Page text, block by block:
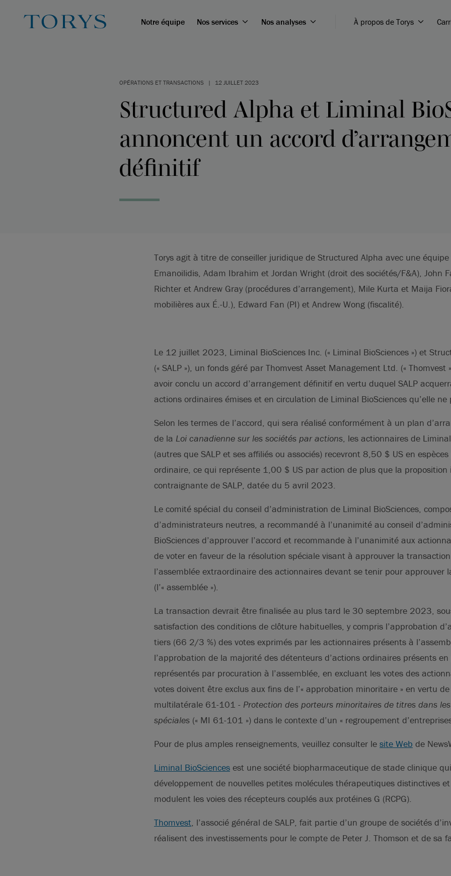
Notre équipe Nos services Nos analyses À propos de Torys
OPÉRATIONS ET TRANSACTIONS | 12 JUILLET 2023
Structured Alpha et Liminal
annoncent un accord
définitif
Torys agit à titre de conseiller juridique de Structured Alpha avec une
Emanoilidis, Adam Ibrahim et Jordan Wright (droit des sociétés/F&A), John
Richter et Andrew Gray (procédures d’arrangement), Mile Kurta et Maija
mobilières aux É.-U.), Edward Fan (PI) et Andrew Wong (fiscalité).
Le 12 juillet 2023, Liminal BioSciences Inc. (« Liminal BioSciences ») et
(« SALP »), un fonds géré par Thomvest Asset Management Ltd. (« Thomvest
avoir conclu un accord d’arrangement définitif en vertu duquel SALP
actions ordinaires émises et en circulation de Liminal BioSciences qu’elle ne
Selon les termes de l’accord, qui sera réalisé conformément à un plan
de la Loi canadienne sur les sociétés par actions, les actionnaires de
(autres que SALP et ses affiliés ou associés) recevront 8,50 $ US en
ordinaire, ce qui représente 1,00 $ US par action de plus que la proposition
contraignante de SALP, datée du 5 avril 2023.
Le comité spécial du conseil d’administration de Liminal BioSciences,
d’administrateurs neutres, a recommandé à l’unanimité au conseil
BioSciences d’approuver l’accord et recommande à l’unanimité aux
de voter en faveur de la résolution spéciale visant à approuver la
l’assemblée extraordinaire des actionnaires devant se tenir pour approuver
(l’« assemblée »).
La transaction devrait être finalisée au plus tard le 30 septembre 2023,
satisfaction des conditions de clôture habituelles, y compris l’approbation
tiers (66 2/3 %) des votes exprimés par les actionnaires présents à
l’approbation de la majorité des détenteurs d’actions ordinaires présents en
représentés par procuration à l’assemblée, en excluant les votes des
votes doivent être exclus aux fins de l’« approbation minoritaire » en vertu
multilatérale 61-101 - Protection des porteurs minoritaires de titres dans
spéciales (« MI 61-101 ») dans le contexte d’un « regroupement
Pour de plus amples renseignements, veuillez consulter le site Web de
Liminal BioSciences est une société biopharmaceutique de stade clinique
développement de nouvelles petites molécules thérapeutiques distinctives
modulent les voies des récepteurs couplés aux protéines G (RCPG).
Thomvest, l’associé général de SALP, fait partie d’un groupe de sociétés
réalisent des investissements pour le compte de Peter J. Thomson et de sa